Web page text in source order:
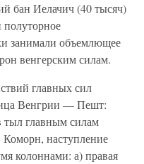
бан Иелачич (40 тысяч)
занимали объемлющее
венгерским силам.
главных сил
Венгрии — Пешт:
главным силам
Коморн, наступление
колоннами: а) правая